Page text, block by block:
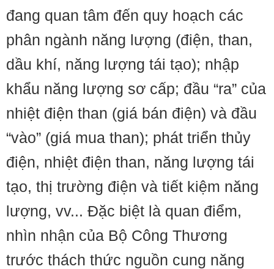
đang quan tâm đến quy hoạch các
phân ngành năng lượng (điện, than,
dầu khí, năng lượng tái tạo); nhập
khẩu năng lượng sơ cấp; đầu “ra” của
nhiệt điện than (giá bán điện) và đầu
“vào” (giá mua than); phát triển thủy
điện, nhiệt điện than, năng lượng tái
tạo, thị trường điện và tiết kiệm năng
lượng, vv... Đặc biệt là quan điểm,
nhìn nhận của Bộ Công Thương
trước thách thức nguồn cung năng